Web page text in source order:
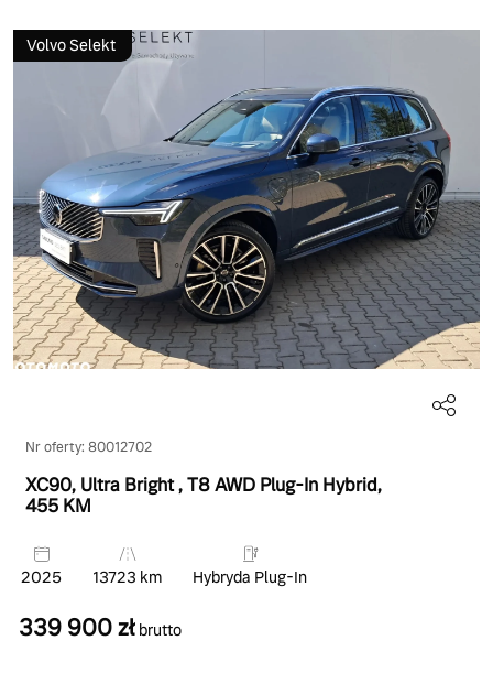
Volvo Selekt
Nr oferty: 80012702
XC90, Ultra Bright, T8 AWD Plug-In Hybrid,
455 KM
2025 13723 km Hybryda Plug-In
339 900 zł brutto